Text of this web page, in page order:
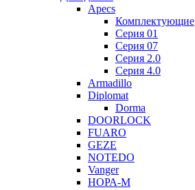
Apecs
Комплектующие
Серия 01
Серия 07
Серия 2.0
Серия 4.0
Armadillo
Diplomat
Dorma
DOORLOCK
FUARO
GEZE
NOTEDO
Vanger
НОРА-М